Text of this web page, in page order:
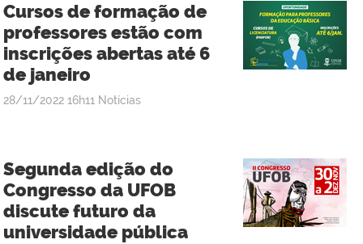
Cursos de formação de
professores estão com
inscrições abertas até 6
de janeiro
publicado
28/11/2022 16h11 Notícias
Segunda edição do
Congresso da UFOB
discute futuro da
universidade pública